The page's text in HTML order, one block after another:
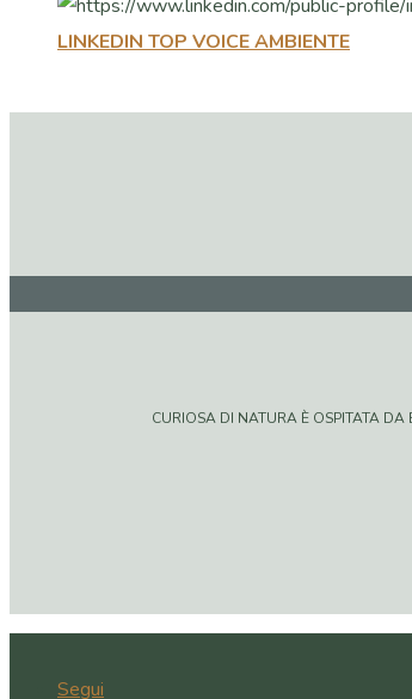
LINKEDIN TOP VOICE AMBIENTE
CURIOSA DI NATURA È OSPITATA DA
Segui